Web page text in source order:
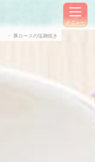
メニュー
豚ロースの塩麹焼き